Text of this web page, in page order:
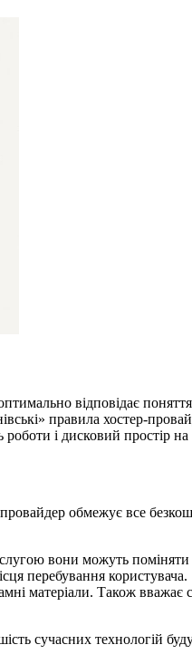
відповідає
правила хостер-
і дисковий простір на
обмежує все
вони можуть
перебування користувача.
матеріали. Також
сучасних технологій